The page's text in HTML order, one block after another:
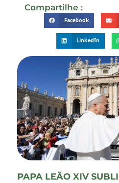
Compartilhe :
Facebook
LinkedIn
PAPA LEÃO XIV